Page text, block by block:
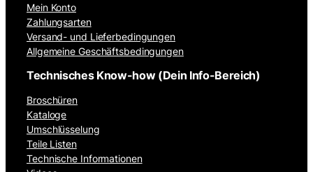
Mein Konto
Zahlungsarten
Versand- und Lieferbedingungen
Allgemeine Geschäftsbedingungen
Technisches Know-how (Dein Info-Bereich)
Broschüren
Kataloge
Umschlüsselung
Teile Listen
Technische Informationen